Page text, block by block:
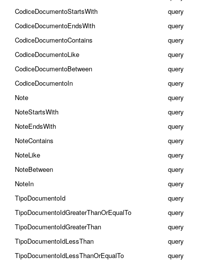
CodiceDocumentoStartsWith
query
CodiceDocumentoEndsWith
query
CodiceDocumentoContains
query
CodiceDocumentoLike
query
CodiceDocumentoBetween
query
CodiceDocumentoIn
query
Note
query
NoteStartsWith
query
NoteEndsWith
query
NoteContains
query
NoteLike
query
NoteBetween
query
NoteIn
query
TipoDocumentoId
query
TipoDocumentoIdGreaterThanOrEqualTo
query
TipoDocumentoIdGreaterThan
query
TipoDocumentoIdLessThan
query
TipoDocumentoIdLessThanOrEqualTo
query